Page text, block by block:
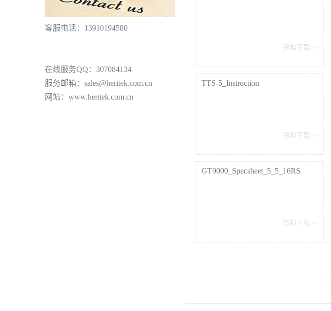
客服电话：13910194580
在线服务QQ：307084134
服务邮箱：sales@heritek.com.cn
网站：www.heritek.com.cn
资料下载>>
TTS-5_Instruction
资料下载>>
GT9000_Specsheet_5_5_16RS
资料下载>>